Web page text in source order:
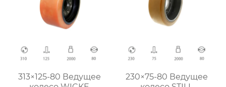
313×125-80 Ведущее
230×75-80 Ведущее